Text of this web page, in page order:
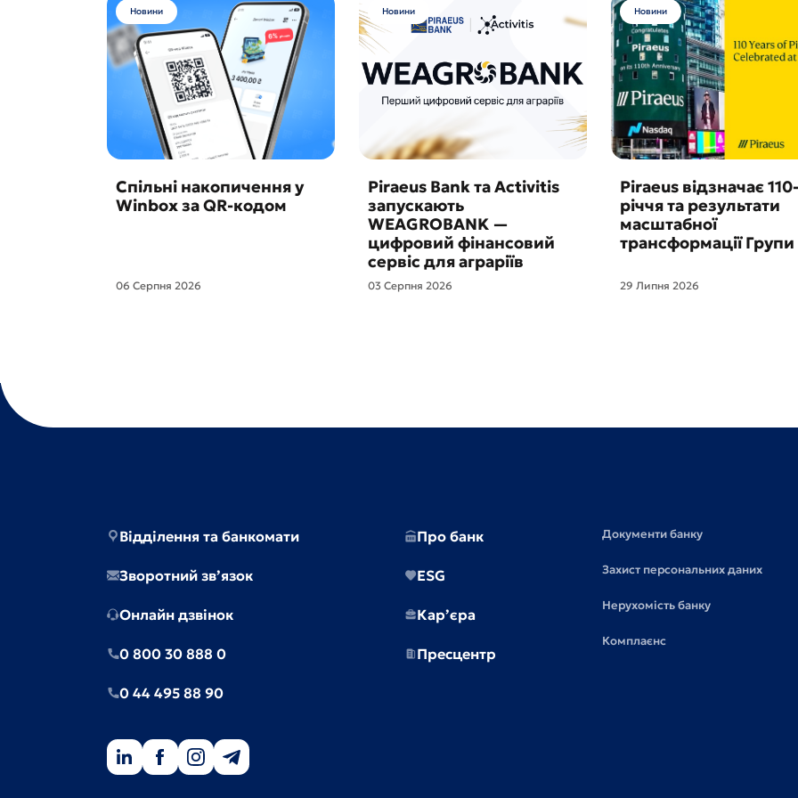
Новини
Спільні накопичення у
Winbox за QR-кодом
06 Серпня 2026
Новини
Piraeus Bank та Activitis
запускають
WEAGROBANK —
цифровий фінансовий
сервіс для аграріїв
03 Серпня 2026
Новини
Piraeus відзначає 110-
річчя та результати
масштабної
трансформації Групи
29 Липня 2026
Відділення та банкомати
Зворотний зв’язок
Онлайн дзвінок
0 800 30 888 0
0 44 495 88 90
Про банк
ESG
Кар’єра
Пресцентр
Документи банку
Захист персональних даних
Нерухомість банку
Комплаєнс